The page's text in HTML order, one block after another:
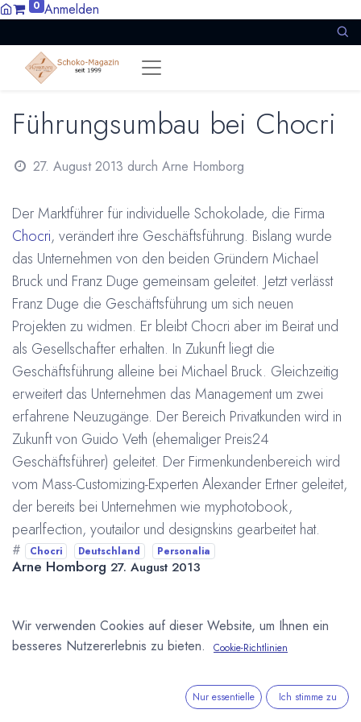
0 Anmelden
Führungsumbau bei Chocri
27. August 2013 durch Arne Homborg
Der Marktführer für individuelle Schokolade, die Firma
Chocri, verändert ihre Geschäftsführung. Bislang wurde
das Unternehmen von den beiden Gründern Michael
Bruck und Franz Duge gemeinsam geleitet. Jetzt verlässt
Franz Duge die Geschäftsführung um sich neuen
Projekten zu widmen. Er bleibt Chocri aber im Beirat und
als Gesellschafter erhalten. In Zukunft liegt die
Geschäftsführung alleine bei Michael Bruck. Gleichzeitig
erweitert das Unternehmen das Management um zwei
erfahrene Neuzugänge. Der Bereich Privatkunden wird in
Zukunft von Guido Veth (ehemaliger Preis24
Geschäftsführer) geleitet. Der Firmenkundenbereich wird
vom Mass-Customizing-Experten Alexander Ertner geleitet,
der bereits bei Unternehmen wie myphotobook,
pearlfection, youtailor und designskins gearbeitet hat.
# Chocri Deutschland Personalia
Arne Homborg 27. August 2013
DIESEN BEITRAG TEILEN
Wir verwenden Cookies auf dieser Website, um Ihnen ein
besseres Nutzererlebnis zu bieten.
Cookie-Richtlinien
Nur essentielle Ich stimme zu